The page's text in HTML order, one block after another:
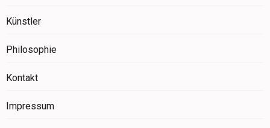
Künstler
Philosophie
Kontakt
Impressum